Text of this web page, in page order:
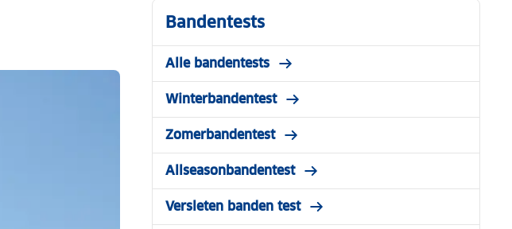
Bandentests
Alle bandentests
Winterbandentest
Zomerbandentest
Allseasonbandentest
Versleten banden test